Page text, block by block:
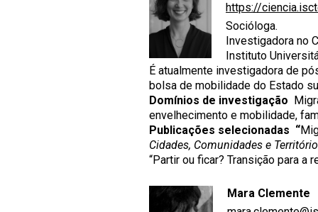
https://
Socióloga.
Investigadora no
Instituto
É atualmente investigadora de
bolsa de mobilidade do Estado
Domínios de investigação
envelhecimento e mobilidade,
Publicações selecionadas “
Cidades, Comunidades e
“Partir ou ficar? Transição para a
Mara Clemente